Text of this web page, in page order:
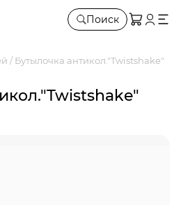
Поиск
Бутылочка антикол."Twistshake"